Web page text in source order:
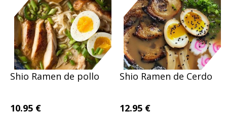
Shio Ramen de pollo
10.95 €
Shio Ramen de Cerdo
12.95 €